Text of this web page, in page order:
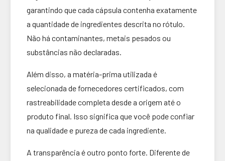
garantindo que cada cápsula contenha exatamente
a quantidade de ingredientes descrita no rótulo.
Não há contaminantes, metais pesados ou
substâncias não declaradas.
Além disso, a matéria-prima utilizada é
selecionada de fornecedores certificados, com
rastreabilidade completa desde a origem até o
produto final. Isso significa que você pode confiar
na qualidade e pureza de cada ingrediente.
A transparência é outro ponto forte. Diferente de